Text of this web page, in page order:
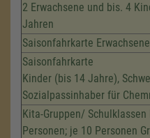
2 Erwachsene und bis. 4
Jahren
Saisonfahrkarte Erwachsene
Saisonfahrkarte
Kinder (bis 14 Jahre),
Sozialpassinhaber für
Kita-Gruppen/
Personen; je 10 Personen